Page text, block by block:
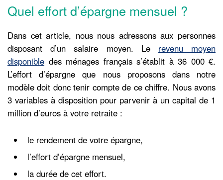
Quel effort d’épargne mensuel ?
Dans cet article, nous nous adressons aux personnes
disposant d’un salaire moyen. Le revenu moyen
disponible des ménages français s’établit à 36 000 €.
L’effort d’épargne que nous proposons dans notre
modèle doit donc tenir compte de ce chiffre. Nous avons
3 variables à disposition pour parvenir à un capital de 1
million d’euros à votre retraite :
le rendement de votre épargne,
l’effort d’épargne mensuel,
la durée de cet effort.